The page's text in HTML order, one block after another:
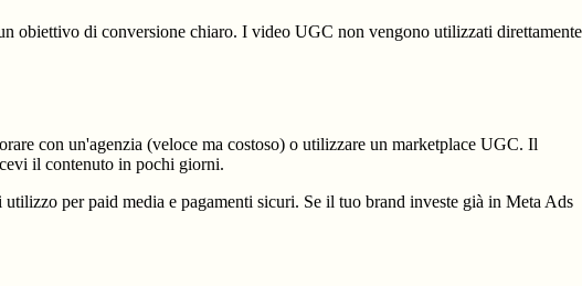
obiettivo di conversione chiaro. I video UGC non vengono utilizzati direttamente
con un'agenzia (veloce ma costoso) o utilizzare un marketplace UGC. Il
il contenuto in pochi giorni.
per paid media e pagamenti sicuri. Se il tuo brand investe già in Meta Ads